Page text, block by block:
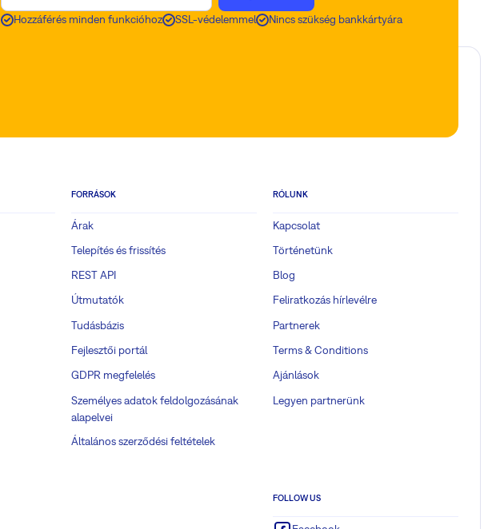
Hozzáférés minden funkcióhoz SSL-védelemmel Nincs szükség bankkártyára
FORRÁSOK
Árak
Telepítés és frissítés
REST API
Útmutatók
Tudásbázis
Fejlesztői portál
GDPR megfelelés
Személyes adatok feldolgozásának
alapelvei
Általános szerződési feltételek
RÓLUNK
Kapcsolat
Történetünk
Blog
Feliratkozás hírlevélre
Partnerek
Terms & Conditions
Ajánlások
Legyen partnerünk
FOLLOW US